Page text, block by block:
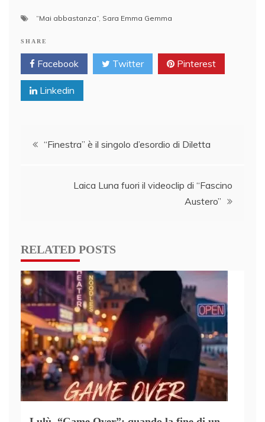
“Mai abbastanza”, Sara Emma Gemma
SHARE
Facebook Twitter Pinterest
Linkedin
Post“Finestra” è il singolo d’esordio di Diletta
Laica Luna fuori il videoclip di “Fascino
Austero”
RELATED POSTS